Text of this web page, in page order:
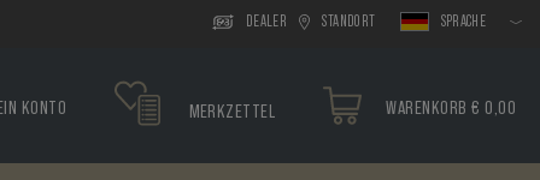
DEALER STANDORT SPRACHE
KONTO MERKZETTEL WARENKORB € 0,00